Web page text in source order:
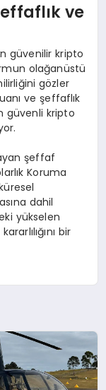
ve
güvenilir kripto
olağanüstü
gözler
ve şeffaflık
güvenli kripto
şeffaf
Koruma
dahil
yükselen
bir